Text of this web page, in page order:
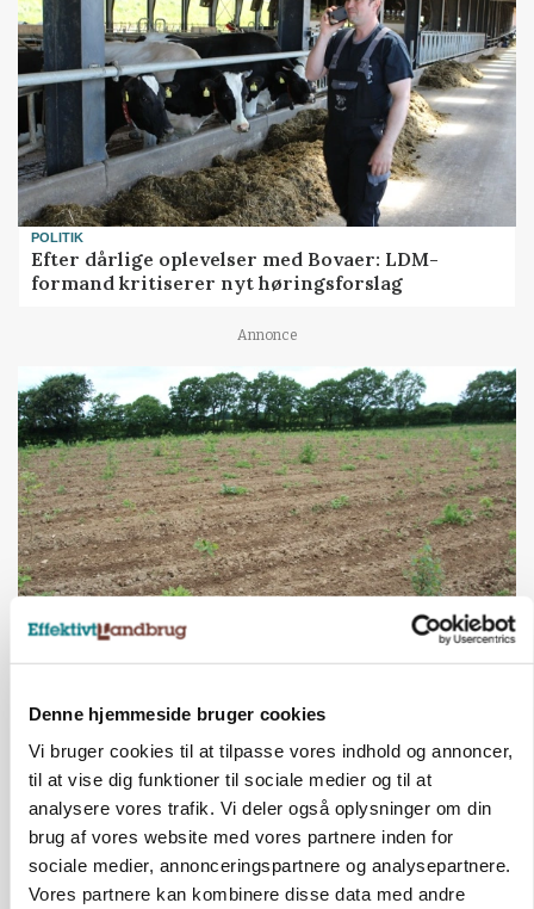
Denne hjemmeside bruger cookies
Vi bruger cookies til at tilpasse vores indhold og annoncer,
til at vise dig funktioner til sociale medier og til at
analysere vores trafik. Vi deler også oplysninger om din
brug af vores website med vores partnere inden for
sociale medier, annonceringspartnere og analysepartnere.
Vores partnere kan kombinere disse data med andre
POLITIK
Efter dårlige oplevelser med Bovaer: LDM-
formand kritiserer nyt høringsforslag
Annonce
færdigt i juli
Annonce
KULTUR
Økologien står svagest på landet
Annonce